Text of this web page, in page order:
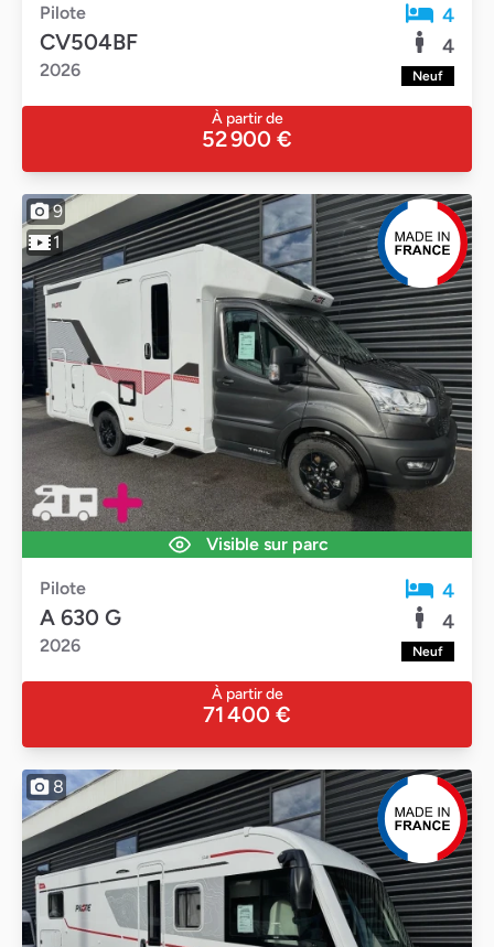
Pilote
CV504BF
2026
4
4
Neuf
À partir de
52 900 €
9
1
Visible sur parc
Pilote
A 630 G
2026
4
4
Neuf
À partir de
71 400 €
8